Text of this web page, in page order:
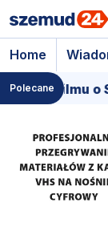
Home
Polecane
filmu o